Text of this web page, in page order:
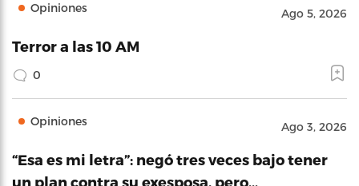
Opiniones Ago 5, 2026
Terror a las 10 AM
0
Opiniones Ago 3, 2026
“Esa es mi letra”: negó tres veces bajo tener
un plan contra su exesposa, pero…